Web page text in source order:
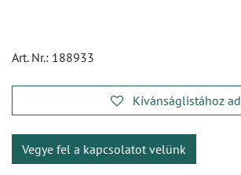
Art. Nr.: 188933
Kívánságlistához ad
Vegye fel a kapcsolatot velünk